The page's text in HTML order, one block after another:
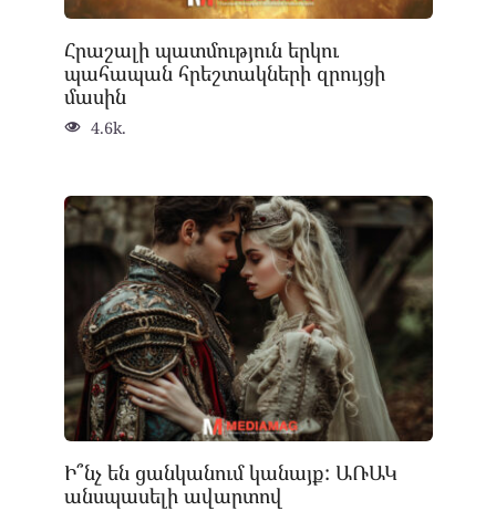
Հրաշալի պատմություն երկու
պահապան հրեշտակների զրույցի
մասին
4.6k.
Ի՞նչ են ցանկանում կանայք: ԱՌԱԿ
անսպասելի ավարտով